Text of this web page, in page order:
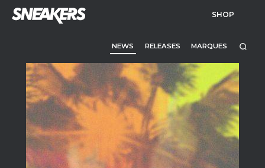
SHOP
NEWS RELEASES MARQUES